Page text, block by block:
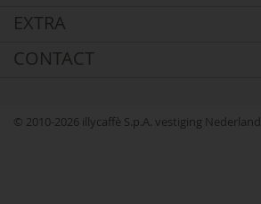
EXTRA
CONTACT
© 2010-2026 illycaffè S.p.A. vestiging Nederland